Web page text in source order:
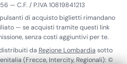
— C.F. / P.IVA 10819841213
di acquisto biglietti rimandano
— se acquisti tramite questi link
senza costi aggiuntivi per te.
da Regione Lombardia sotto
(Frecce, Intercity, Regionali): ©